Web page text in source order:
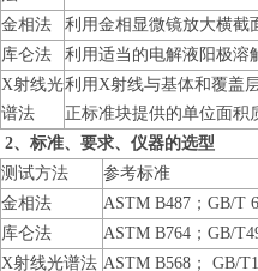
金相法
利用金相显微镜放大横截
库仑法
利用适当的电解液阳极溶
X射线光
谱法
利用X射线与基体和覆盖
正标准块提供的单位面积
2、标准、要求、仪器的选型
测试方法
参考标准
金相法
ASTM B487；GB/T
库仑法
ASTM B764；GB/
X射线光谱法 ASTM B568； GB/